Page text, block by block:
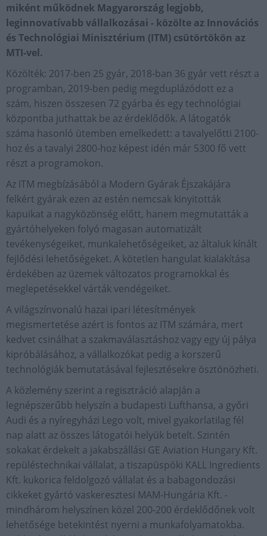
miként működnek Magyarország legjobb,
leginnovatívabb vállalkozásai - közölte az Innovációs
és Technológiai Minisztérium (ITM) csütörtökön az
MTI-vel.
Közölték: 2017-ben 25 gyár, 2018-ban 36 gyár vett részt a
programban, 2019-ben pedig megduplázódott ez a
szám, hiszen összesen 72 gyárba és egy technológiai
központba juthattak be az érdeklődők. A látogatók
száma hasonló ütemben emelkedett: a tavalyelőtti 2100-
hoz és a tavalyi 2800-hoz képest idén már 5300 fő vett
részt a programokon.
Az ITM megbízásából a Modern Gyárak Éjszakájára
felkért gyárak ezen az estén nemcsak kinyitották
kapuikat a nagyközönség előtt, hanem megmutatták a
gyártóhelyeken folyó magasan automatizált
tevékenységeiket, munkalehetőségeiket, az általuk kínált
fejlődési lehetőségeket. A kötetlen hangulat kialakítása
érdekében az üzemek változatos programokkal és
meglepetésekkel várták vendégeiket.
A világszínvonalú hazai ipari létesítmények
megismertetése azért is fontos az ITM számára, mert
kedvet csinálhat a szakmaválasztáshoz vagy egy új pálya
kipróbálásához, a vállalkozókat pedig a korszerű
technológiák bemutatásával fejlesztésekre ösztönözheti.
A közlemény szerint a regisztráció alapján a
legnépszerűbb helyszín a budapesti Lufthansa, a győri
Audi és a nyíregyházi Lego volt, mivel gyakorlatilag fél
nap alatt az összes látogatói helyük betelt. Szintén
sokakat érdekelt a jakabszállási GE Aviation Hungary Kft.
repüléstechnikai vállalat, a tiszapüspöki KALL Ingredients
Kft. kukorica feldolgozó vállalat és a babagondozási
cikkeket gyártó vaskeresztesi MAM-Hungária Kft. -
mindhárom helyszínen közel 200-200 érdeklődőnek volt
lehetősége betekintést nyerni a munkafolyamatokba.